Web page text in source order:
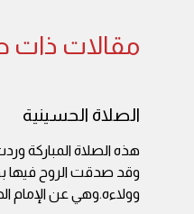
مقالات ذات
الصلاة الحسينية
هذه الصلاة المباركة
وقد صدقت الروح فيها
وولاءه.وهي عن الإمام